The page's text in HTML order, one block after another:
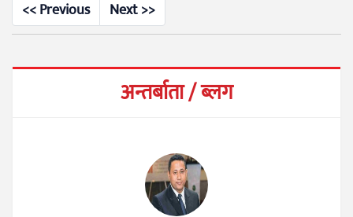
<< Previous Next >>
अन्तर्बाता / ब्लग